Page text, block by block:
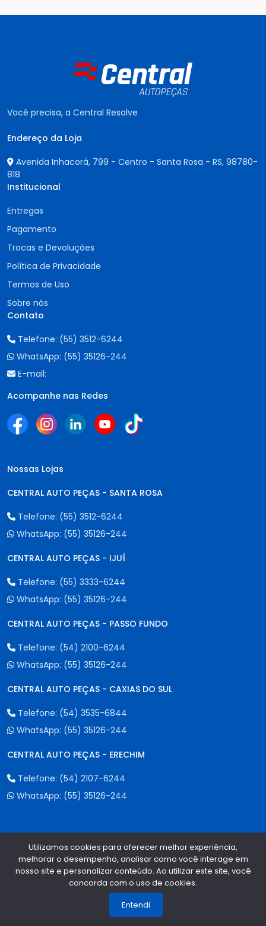
Você precisa, a Central Resolve
Endereço da Loja
Avenida Inhacorá, 799 - Centro - Santa Rosa - RS, 98780-
818
Institucional
Entregas
Pagamento
Trocas e Devoluções
Política de Privacidade
Termos de Uso
Sobre nós
Contato
Telefone: (55) 3512-6244
WhatsApp: (55) 35126-244
E-mail:
Acompanhe nas Redes
Nossas Lojas
CENTRAL AUTO PEÇAS - SANTA ROSA
Telefone: (55) 3512-6244
WhatsApp: (55) 35126-244
CENTRAL AUTO PEÇAS - IJUÍ
Telefone: (55) 3333-6244
WhatsApp: (55) 35126-244
CENTRAL AUTO PEÇAS - PASSO FUNDO
Telefone: (54) 2100-6244
WhatsApp: (55) 35126-244
CENTRAL AUTO PEÇAS - CAXIAS DO SUL
Telefone: (54) 3535-6844
WhatsApp: (55) 35126-244
CENTRAL AUTO PEÇAS - ERECHIM
Telefone: (54) 2107-6244
WhatsApp: (55) 35126-244
Qualidade e Segurança
Utilizamos cookies para oferecer melhor experiência,
melhorar o desempenho, analisar como você interage em
nosso site e personalizar conteúdo. Ao utilizar este site, você
concorda com o uso de cookies.
Entendi